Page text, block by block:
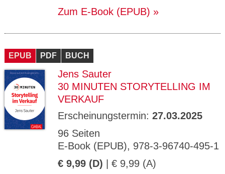
Zum E-Book (EPUB)
EPUB PDF BUCH
Jens Sauter
30 MINUTEN STORYTELLING IM
VERKAUF
Erscheinungstermin: 27.03.2025
96 Seiten
E-Book (EPUB), 978-3-96740-495-1
€ 9,99 (D) | € 9,99 (A)